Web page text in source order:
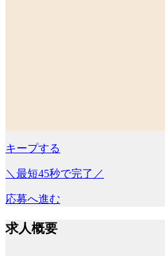
キープする
＼最短45秒で完了／
応募へ進む
求人概要